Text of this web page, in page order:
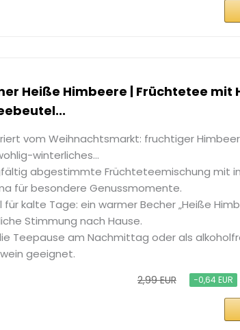
Heiße Himbeere | Früchtetee
vom Weihnachtsmarkt: fruchtiger
winterliches...
abgestimmte Früchteteemischung mit
für besondere Genussmomente.
für kalte Tage: ein warmer Becher „Heiße
Stimmung nach Hause.
Teepause am Nachmittag oder als
geeignet.
2,99 EUR −0,64 EUR